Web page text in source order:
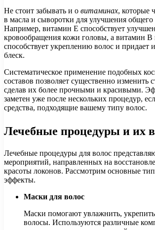
Не стоит забывать и о витаминах, которые
в масла и сыворотки для улучшения общего
Например, витамин E способствует
кровообращения кожи головы, а витамин B
способствует укреплению волос и придает
блеск.
Систематическое применение подобных
составов позволяет существенно изменить
сделав их более прочными и красивыми.
заметен уже после нескольких процедур,
средства, подходящие вашему типу волос.
Лечебные процедуры и их
Лечебные процедуры для волос
мероприятий, направленных на
красоты локонов. Рассмотрим основные
эффекты.
Маски для волос
Маски помогают увлажнить,
волосы. Используются различные